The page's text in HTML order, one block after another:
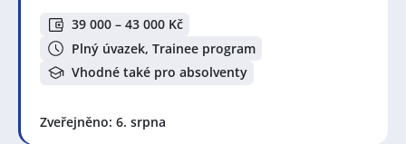
39 000 – 43 000 Kč
Plný úvazek, Trainee program
Vhodné také pro absolventy
Zveřejněno: 6. srpna